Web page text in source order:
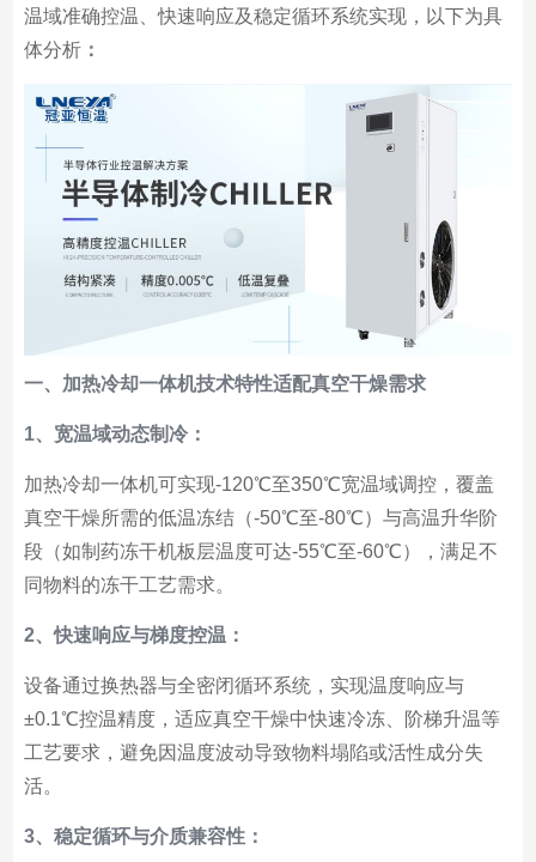
温域准确控温、快速响应及稳定循环系统实现，以下为具
体分析：
一、加热冷却一体机技术特性适配真空干燥需求
1、宽温域动态制冷：
加热冷却一体机可实现-120℃至350℃宽温域调控，覆盖
真空干燥所需的低温冻结（-50℃至-80℃）与高温升华阶
段（如制药冻干机板层温度可达-55℃至-60℃），满足不
同物料的冻干工艺需求。
2、快速响应与梯度控温：
设备通过换热器与全密闭循环系统，实现温度响应与
±0.1℃控温精度，适应真空干燥中快速冷冻、阶梯升温等
工艺要求，避免因温度波动导致物料塌陷或活性成分失
活。
3、稳定循环与介质兼容性：